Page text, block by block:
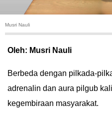
KRIMINAL
LEISUR
OTOMOTIF
Musri Nauli
Oleh: Musri Nauli
Berbeda dengan pilkada-
adrenalin dan aura pilgub
kegembiraan masyarakat.